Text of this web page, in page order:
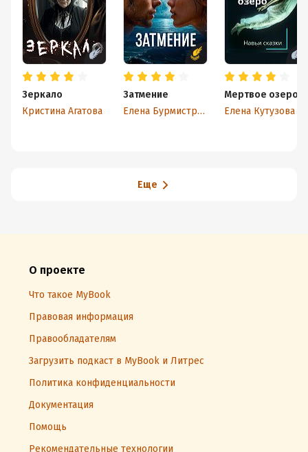
Зеркало
Кристина Агатова
Затмение
Елена Бурмистрова
Мертвое озеро
Елена Кутузова
Еще
О проекте
Что такое MyBook
Правовая информация
Правообладателям
Загрузить подкаст в MyBook и Литрес
Политика конфиденциальности
Документация
Помощь
Рекомендательные технологии